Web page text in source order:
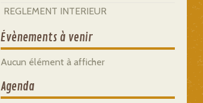
REGLEMENT INTERIEUR
Évènements à venir
Aucun élément à afficher
Agenda